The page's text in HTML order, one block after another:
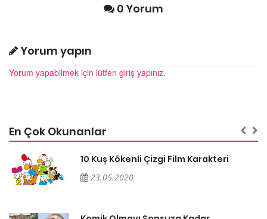
0 Yorum
Yorum yapın
Yorum yapabilmek için lütfen giriş yapınız.
En Çok Okunanlar
10 Kuş Kökenli Çizgi Film Karakteri
23.05.2020